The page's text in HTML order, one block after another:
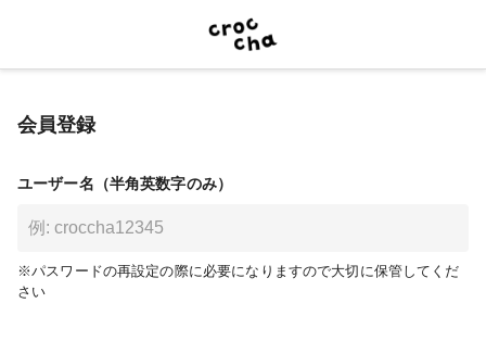
会員登録
ユーザー名（半角英数字のみ）
※パスワードの再設定の際に必要になりますので大切に保管してくだ
さい